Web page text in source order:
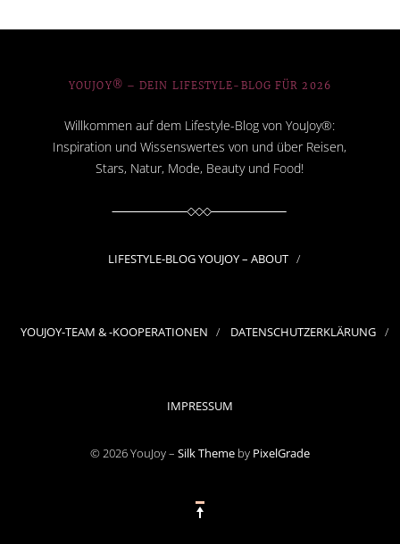
YOUJOY® – DEIN LIFESTYLE-BLOG FÜR 2026
Willkommen auf dem Lifestyle-Blog von YouJoy®:
Inspiration und Wissenswertes von und über Reisen,
Stars, Natur, Mode, Beauty und Food!
LIFESTYLE-BLOG YOUJOY – ABOUT
YOUJOY-TEAM & -KOOPERATIONEN DATENSCHUTZERKLÄRUNG
IMPRESSUM
© 2026 YouJoy – Silk Theme by PixelGrade